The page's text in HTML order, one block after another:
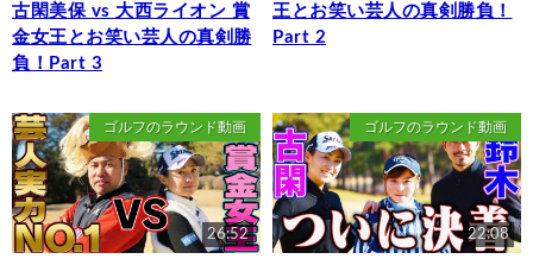
古閑美保 vs 大西ライオン 賞
金女王とお笑い芸人の真剣勝
負！Part 3
王とお笑い芸人の真剣勝負！
Part 2
ゴルフのラウンド動画
26:52
ゴルフのラウンド動画
22:08